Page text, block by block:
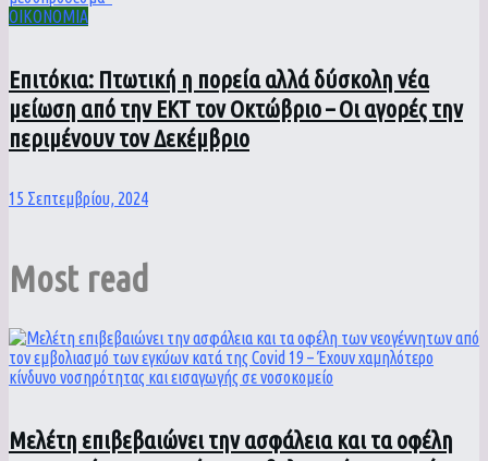
ΟΙΚΟΝΟΜΙΑ
Επιτόκια: Πτωτική η πορεία αλλά δύσκολη νέα
μείωση από την ΕΚΤ τον Οκτώβριο – Οι αγορές την
περιμένουν τον Δεκέμβριο
15 Σεπτεμβρίου, 2024
Most read
Μελέτη επιβεβαιώνει την ασφάλεια και τα οφέλη